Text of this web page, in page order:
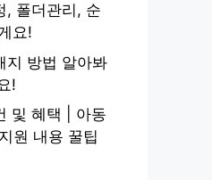
, 폴더관리, 순
요!
지 방법 알아봐
!
및 혜택 | 아동
원 내용 꿀팁